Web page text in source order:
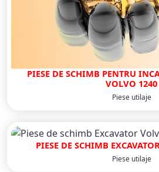
PIESE DE SCHIMB PENTRU
VOLVO 1240
Piese utilaje
PIESE DE SCHIMB
Piese utilaje